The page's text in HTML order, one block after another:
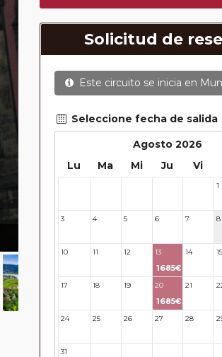
Solicitud de
Este circuito se inicia en
Seleccione fecha de salida
Agosto 2026
Lu Ma Mi Ju Vi
1
3 4 5 6 7 8
10 11 12 13
1685€
14 15
17 18 19 20
1685€
21
24 25 26 27 28
31